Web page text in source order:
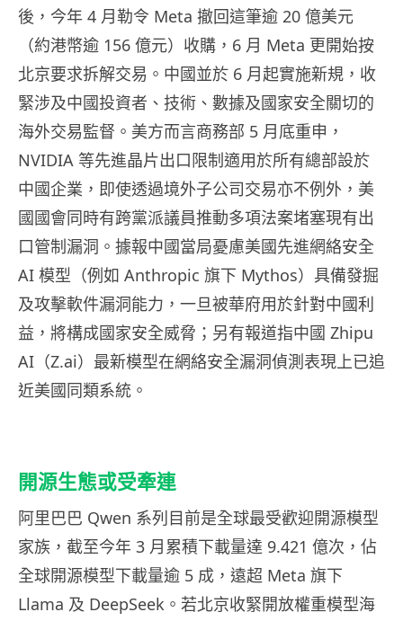
後，今年 4 月勒令 Meta 撤回這筆逾 20 億美元
（約港幣逾 156 億元）收購，6 月 Meta 更開始按
北京要求拆解交易。中國並於 6 月起實施新規，收
緊涉及中國投資者、技術、數據及國家安全關切的
海外交易監督。美方而言商務部 5 月底重申，
NVIDIA 等先進晶片出口限制適用於所有總部設於
中國企業，即使透過境外子公司交易亦不例外，美
國國會同時有跨黨派議員推動多項法案堵塞現有出
口管制漏洞。據報中國當局憂慮美國先進網絡安全
AI 模型（例如 Anthropic 旗下 Mythos）具備發掘
及攻擊軟件漏洞能力，一旦被華府用於針對中國利
益，將構成國家安全威脅；另有報道指中國 Zhipu
AI（Z.ai）最新模型在網絡安全漏洞偵測表現上已追
近美國同類系統。
開源生態或受牽連
阿里巴巴 Qwen 系列目前是全球最受歡迎開源模型
家族，截至今年 3 月累積下載量達 9.421 億次，佔
全球開源模型下載量逾 5 成，遠超 Meta 旗下
Llama 及 DeepSeek。若北京收緊開放權重模型海